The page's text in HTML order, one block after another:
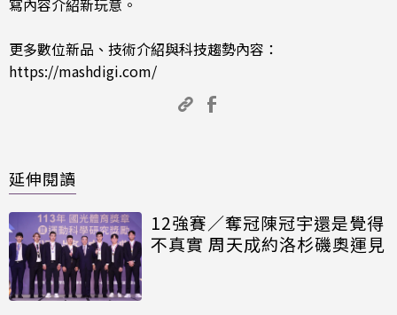
更多數位新品、技術介紹與科技趨勢內容：
https://mashdigi.com/
延伸閱讀
12強賽／奪冠陳冠宇還是覺得
不真實 周天成約洛杉磯奧運見